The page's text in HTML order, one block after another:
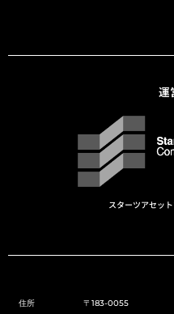
運
スターツアセッ
住所 〒183-0055